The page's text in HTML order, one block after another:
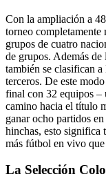
Con la ampliación a
torneo completamente
grupos de cuatro
de grupos. Además
también se clasifican
terceros. De este
final con 32 equipos –
camino hacia el título
ganar ocho partidos
hinchas, esto significa
más fútbol en vivo que
La Selección